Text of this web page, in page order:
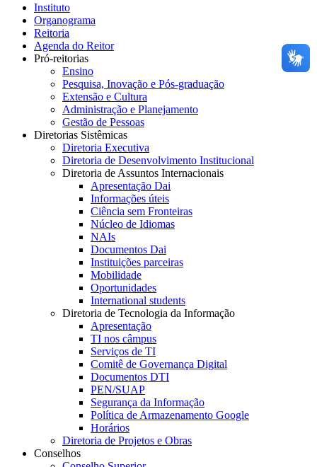
Instituto
Organograma
Reitoria
Agenda do Reitor
Pró-reitorias
Ensino
Pesquisa, Inovação e Pós-graduação
Extensão e Cultura
Administração e Planejamento
Gestão de Pessoas
Diretorias Sistêmicas
Diretoria Executiva
Diretoria de Desenvolvimento Institucional
Diretoria de Assuntos Internacionais
Apresentação Dai
Informações úteis
Ciência sem Fronteiras
Núcleo de Idiomas
NAIs
Documentos Dai
Instituições parceiras
Mobilidade
Oportunidades
International students
Diretoria de Tecnologia da Informação
Apresentação
TI nos câmpus
Serviços de TI
Comitê de Governança Digital
Documentos DTI
PEN/SUAP
Segurança da Informação
Política de Armazenamento Google
Horários
Diretoria de Projetos e Obras
Conselhos